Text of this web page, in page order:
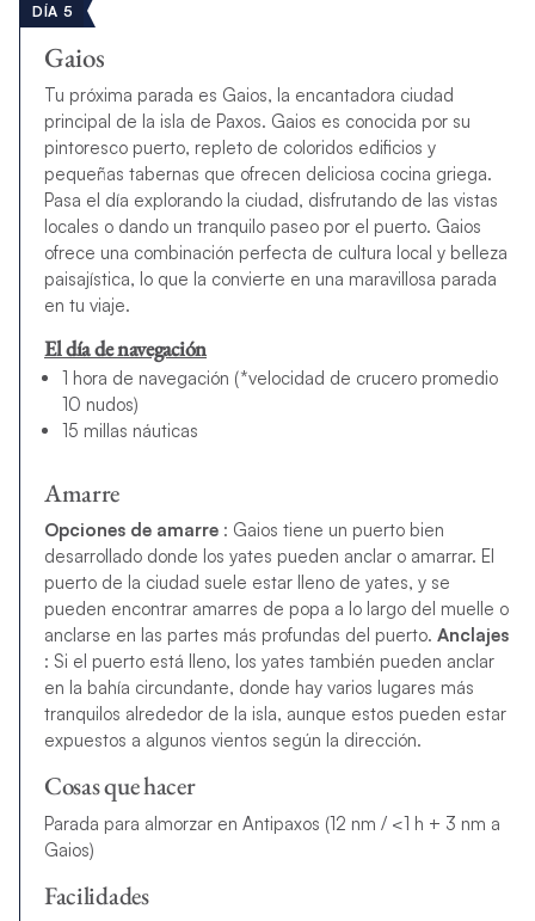
DÍA 5
Gaios
Tu próxima parada es Gaios, la encantadora ciudad
principal de la isla de Paxos. Gaios es conocida por su
pintoresco puerto, repleto de coloridos edificios y
pequeñas tabernas que ofrecen deliciosa cocina griega.
Pasa el día explorando la ciudad, disfrutando de las vistas
locales o dando un tranquilo paseo por el puerto. Gaios
ofrece una combinación perfecta de cultura local y belleza
paisajística, lo que la convierte en una maravillosa parada
en tu viaje.
El día de navegación
1 hora de navegación (*velocidad de crucero promedio
10 nudos)
15 millas náuticas
Amarre
Opciones de amarre: Gaios tiene un puerto bien
desarrollado donde los yates pueden anclar o amarrar. El
puerto de la ciudad suele estar lleno de yates, y se
pueden encontrar amarres de popa a lo largo del muelle o
anclarse en las partes más profundas del puerto. Anclajes
: Si el puerto está lleno, los yates también pueden anclar
en la bahía circundante, donde hay varios lugares más
tranquilos alrededor de la isla, aunque estos pueden estar
expuestos a algunos vientos según la dirección.
Cosas que hacer
Parada para almorzar en Antipaxos (12 nm / <1 h + 3 nm a
Gaios)
Facilidades